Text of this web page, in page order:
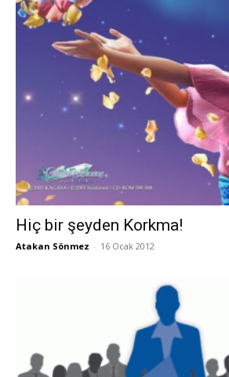
Hiç bir şeyden Korkma!
Atakan Sönmez - 16 Ocak 2012